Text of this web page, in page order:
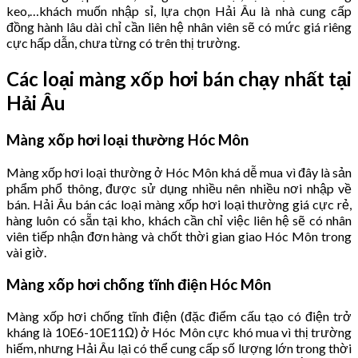
keo,…khách muốn nhập sỉ, lựa chọn Hải Âu là nhà cung cấp
đồng hành lâu dài chỉ cần liên hệ nhân viên sẽ có mức giá riêng
cực hấp dẫn, chưa từng có trên thị trường.
Các loại màng xốp hơi bán chạy nhất tại
Hải Âu
Màng xốp hơi loại thường Hóc Môn
Màng xốp hơi loại thường ở Hóc Môn khá dễ mua vì đây là sản
phẩm phổ thông, được sử dụng nhiều nên nhiều nơi nhập về
bán. Hải Âu bán các loại màng xốp hơi loại thường giá cực rẻ,
hàng luôn có sẵn tại kho, khách cần chỉ việc liên hệ sẽ có nhân
viên tiếp nhận đơn hàng và chốt thời gian giao Hóc Môn trong
vài giờ.
Màng xốp hơi chống tĩnh điện Hóc Môn
Màng xốp hơi chống tĩnh điện (đặc điểm cấu tạo có điện trở
kháng là 10E6-10E11Ω) ở Hóc Môn cực khó mua vì thị trường
hiếm, nhưng Hải Âu lại có thể cung cấp số lượng lớn trong thời